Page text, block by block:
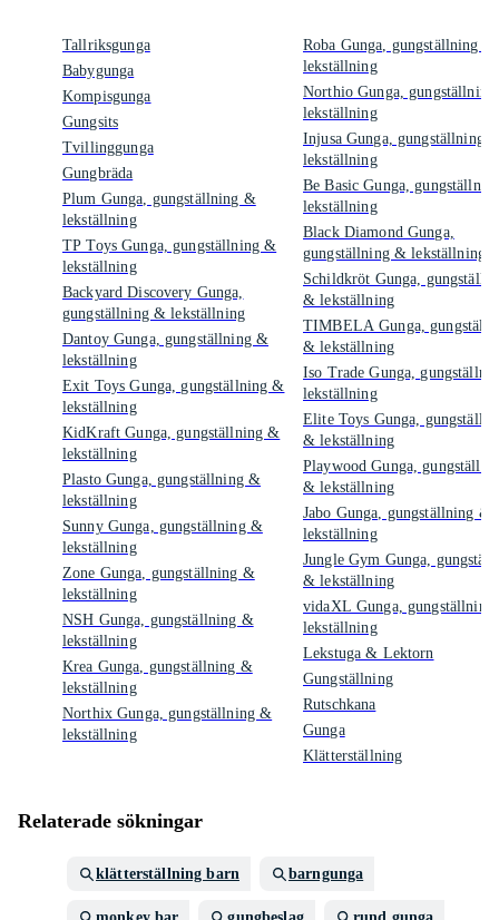
Tallriksgunga
Babygunga
Kompisgunga
Gungsits
Tvillinggunga
Gungbräda
Plum Gunga, gungställning &
lekställning
TP Toys Gunga, gungställning &
lekställning
Backyard Discovery Gunga,
gungställning & lekställning
Dantoy Gunga, gungställning &
lekställning
Exit Toys Gunga, gungställning &
lekställning
KidKraft Gunga, gungställning &
lekställning
Plasto Gunga, gungställning &
lekställning
Sunny Gunga, gungställning &
lekställning
Zone Gunga, gungställning &
lekställning
NSH Gunga, gungställning &
lekställning
Krea Gunga, gungställning &
lekställning
Northix Gunga, gungställning &
lekställning
Roba Gunga, gungställning &
lekställning
Northio Gunga,
lekställning
Injusa Gunga, gungställning
lekställning
Be Basic Gunga,
lekställning
Black Diamond Gunga,
gungställning & lekställning
Schildkröt Gunga,
& lekställning
TIMBELA Gunga,
& lekställning
Iso Trade Gunga,
lekställning
Elite Toys Gunga,
& lekställning
Playwood Gunga,
& lekställning
Jabo Gunga, gungställning &
lekställning
Jungle Gym Gunga,
& lekställning
vidaXL Gunga,
lekställning
Lekstuga & Lektorn
Gungställning
Rutschkana
Gunga
Klätterställning
Relaterade sökningar
klätterställning barn barngunga